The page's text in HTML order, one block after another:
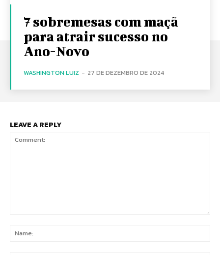
7 sobremesas com maçã
para atrair sucesso no
Ano-Novo
WASHINGTON LUIZ - 27 DE DEZEMBRO DE 2024
LEAVE A REPLY